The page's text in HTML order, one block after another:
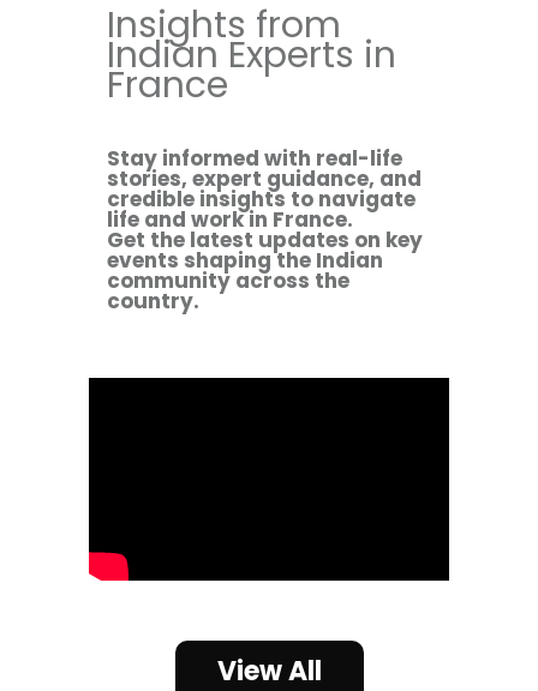
Insights from
Indian Experts in
France
Stay informed with real-life
stories, expert guidance, and
credible insights to navigate
life and work in France.
Get the latest updates on key
events shaping the Indian
community across the
country.
View All